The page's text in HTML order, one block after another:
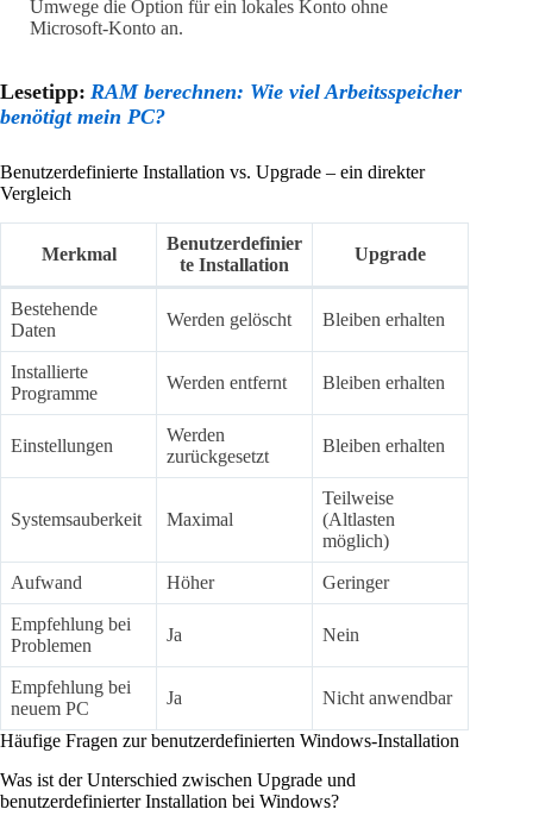
Umwege die Option für ein lokales Konto ohne
Microsoft-Konto an.
Lesetipp: RAM berechnen: Wie viel Arbeitsspeicher
benötigt mein PC?
Benutzerdefinierte Installation vs. Upgrade – ein direkter
Vergleich
Merkmal
Benutzerdefinier
te Installation
Upgrade
Bestehende
Daten
Werden gelöscht Bleiben erhalten
Installierte
Programme
Werden entfernt Bleiben erhalten
Einstellungen
Werden
zurückgesetzt
Bleiben erhalten
Systemsauberkeit Maximal
Teilweise
(Altlasten
möglich)
Aufwand Höher Geringer
Empfehlung bei
Problemen
Ja Nein
Empfehlung bei
neuem PC
Ja Nicht anwendbar
Häufige Fragen zur benutzerdefinierten Windows-Installation
Was ist der Unterschied zwischen Upgrade und
benutzerdefinierter Installation bei Windows?